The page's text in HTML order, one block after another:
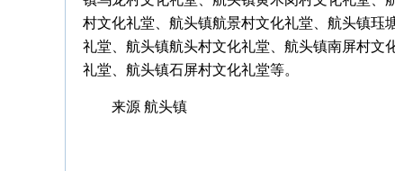
村文化礼堂、航头镇航景村文化礼堂、航头镇珏
礼堂、航头镇航头村文化礼堂、航头镇南屏村文
礼堂、航头镇石屏村文化礼堂等。
来源 航头镇